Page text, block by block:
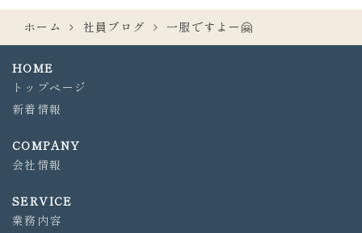
ホーム 社員ブログ 一服ですよー🤗
HOME
トップページ
新着情報
COMPANY
会社情報
SERVICE
業務内容